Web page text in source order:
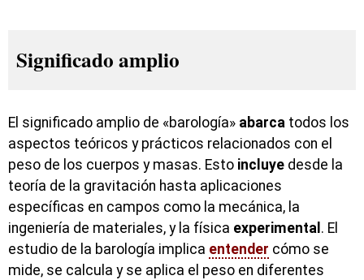
Significado amplio
El significado amplio de «barología» abarca todos los
aspectos teóricos y prácticos relacionados con el
peso de los cuerpos y masas. Esto incluye desde la
teoría de la gravitación hasta aplicaciones
específicas en campos como la mecánica, la
ingeniería de materiales, y la física experimental . El
estudio de la barología implica entender cómo se
mide, se calcula y se aplica el peso en diferentes